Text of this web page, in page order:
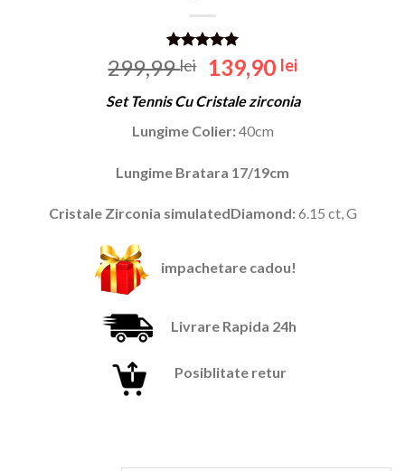
Evaluat la
5.00din 5
unei
evaluări
299,99lei
Prețul
inițial
a
fost:
139,90 leiPrețul
este:
Set Tennis Cu Cristale zirconia
Lungime Colier:40cm
Lungime Bratara 17/19cm
Cristale Zirconia simulatedDiamond:6.15 ct, G
impachetare cadou!
Livrare Rapida 24h
Posiblitate retur